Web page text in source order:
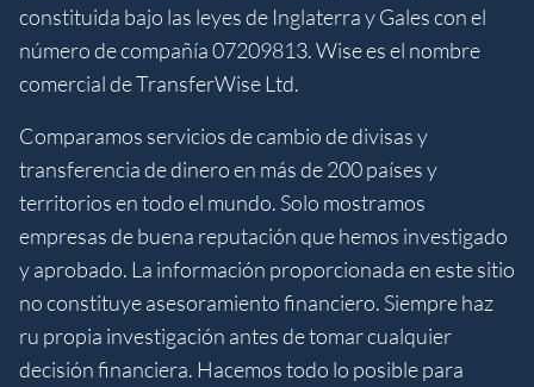
constituida bajo las leyes de Inglaterra y Gales con el
número de compañía 07209813. Wise es el nombre
comercial de TransferWise Ltd.
Comparamos servicios de cambio de divisas y
transferencia de dinero en más de 200 países y
territorios en todo el mundo. Solo mostramos
empresas de buena reputación que hemos investigado
y aprobado. La información proporcionada en este sitio
no constituye asesoramiento financiero. Siempre haz
ru propia investigación antes de tomar cualquier
decisión financiera. Hacemos todo lo posible para